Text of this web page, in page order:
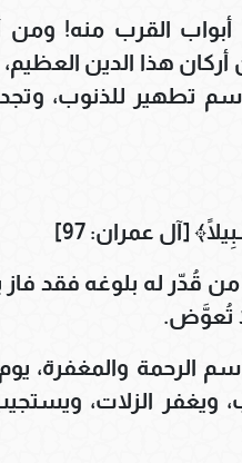
أبواب القرب منه!
هذا الدين
تطهير للذنوب،
[آل عمران: 97]
قُدّر له بلوغه فقد فاز
تُعوَّض.
الرحمة والمغفرة، يوم
ويغفر الزلات،